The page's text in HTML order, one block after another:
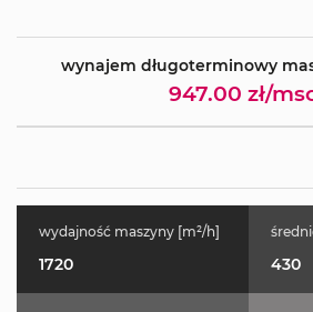
wynajem długoterminowy
947.00 zł/
wydajność maszyny [m²/h]
1720 430